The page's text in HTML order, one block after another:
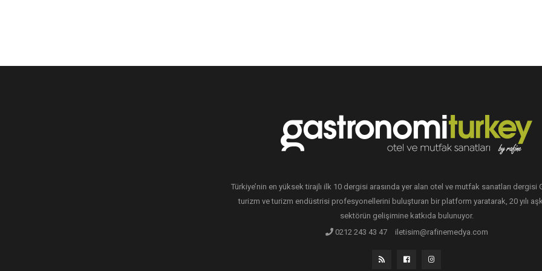
Türkiye’nin en yüksek tirajlı ilk 10 dergisi arasında yer alan otel ve mutfak sanatları dergisi
turizm ve turizm endüstrisi profesyonellerini buluşturan bir platform yaratarak, 20 yılı
sektörün gelişimine katkıda bulunuyor.
0212 243 43 47
iletisim@rafinemedya.com